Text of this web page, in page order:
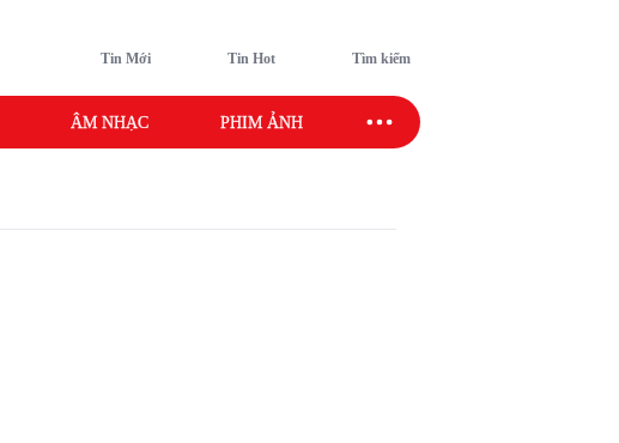
Tin Mới Tin Hot Tìm kiếm
ÂM NHẠC PHIM ẢNH SAO SPORT